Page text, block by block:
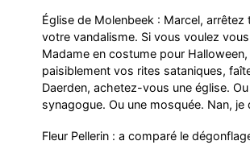
Église de Molenbeek : Marcel, arrêtez
votre vandalisme. Si vous voulez
Madame en costume pour
paisiblement vos rites sataniques,
Daerden, achetez-vous une église.
synagogue. Ou une mosquée. Nan, je
Fleur Pellerin : a comparé le